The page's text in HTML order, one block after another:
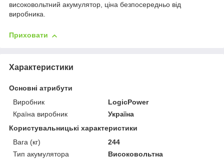
високовольтний акумулятор, ціна безпосередньо від
виробника.
Приховати
Характеристики
Основні атрибути
Виробник
LogicPower
Країна виробник
Україна
Користувальницькі характеристики
Вага (кг)
244
Тип акумулятора
Високовольтна